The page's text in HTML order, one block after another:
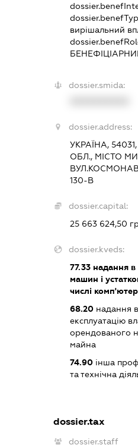
вирішальний
dossier.smida:
dossier.address:
УКРАЇНА,
ОБЛ., МІСТО
130-В
dossier.capital:
25 663 624,50
dossier.kveds:
77.33 надання в
машин і
числі
68.20 надання
експлуатацію
орендованого
майна
74.90 інша
та технічна
dossier.tax
dossier.staff